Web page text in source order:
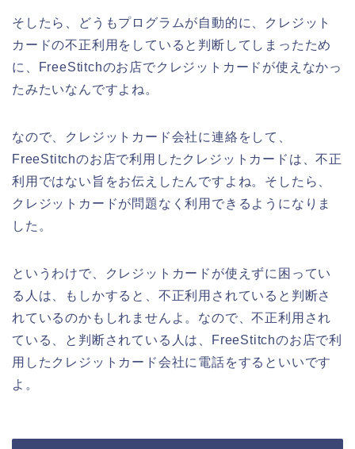
そしたら、どうもプログラムが自動的に、クレジット
カードの不正利用をしていると判断してしまったため
に、FreeStitchのお店でクレジットカードが使えなかっ
たみたいなんですよね。
なので、クレジットカード会社に連絡をして、
FreeStitchのお店で利用したクレジットカードは、不正
利用ではない旨をお伝えしたんですよね。そしたら、
クレジットカードが問題なく利用できるようになりま
した。
というわけで、クレジットカードが使えずに困ってい
る人は、もしかすると、不正利用されていると判断さ
れているのかもしれませんよ。なので、不正利用され
ている、と判断されている人は、FreeStitchのお店で利
用したクレジットカード会社に電話をするといいです
よ。